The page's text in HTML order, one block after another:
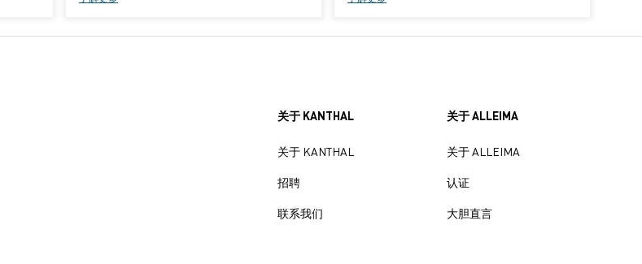
关于 KANTHAL
关于 KANTHAL
招聘
联系我们
关于 ALLEIMA
关于 ALLEIMA
认证
大胆直言